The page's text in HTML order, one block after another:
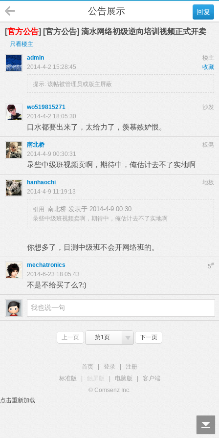
回复
公告展示
[官方公告] [官方公告] 滴水网络初级逆向培训视频正式开卖
只看楼主
楼主
admin
收藏
2014-4-2 15:28:45
提示: 该帖被管理员或版主屏蔽
沙发
wo519815271
2014-4-2 18:05:30
口水都要出来了，太给力了，羡慕嫉妒恨。
板凳
南北桥
2014-4-9 00:30:31
录些中级班视频卖啊，期待中，俺估计去不了实地啊
地板
hanhaochi
2014-4-9 11:19:13
引用: 南北桥 发表于 2014-4-9 00:30
录些中级班视频卖啊，期待中，俺估计去不了实地啊
你想多了，目测中级班不会开网络班的。
5#
mechatronics
2014-6-23 18:05:43
不是不给买了么?:)
上一页 第1页 下一页
首页 登录
注册
标准版
触屏版 电脑版
客户端
© Comsenz Inc.
点击重新加载